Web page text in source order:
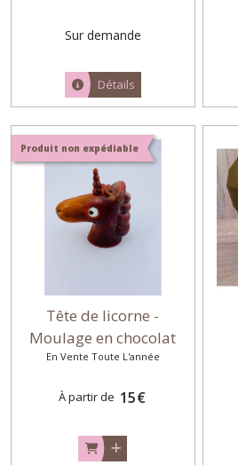
Sur demande
Détails
Produit non expédiable
Tête de licorne -
Moulage en chocolat
En Vente Toute L'année
À partir de 15€